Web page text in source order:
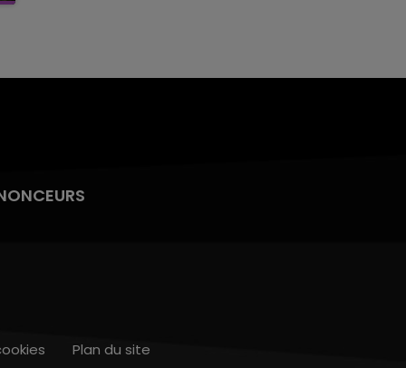
Plan du site